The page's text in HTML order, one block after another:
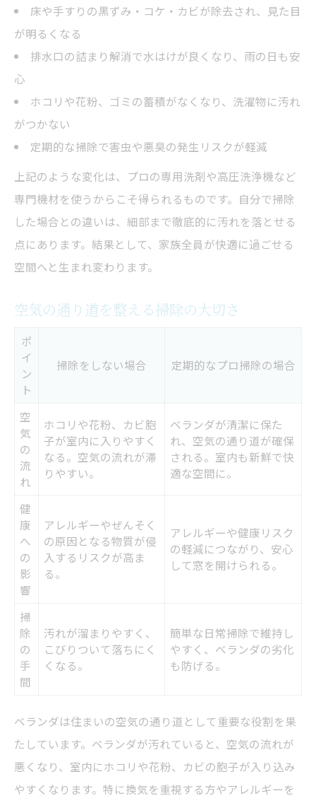
床や手すりの黒ずみ・コケ・カビが除去され、見た目
が明るくなる
排水口の詰まり解消で水はけが良くなり、雨の日も安
心
ホコリや花粉、ゴミの蓄積がなくなり、洗濯物に汚れ
がつかない
定期的な掃除で害虫や悪臭の発生リスクが軽減
上記のような変化は、プロの専用洗剤や高圧洗浄機など
専門機材を使うからこそ得られるものです。自分で掃除
した場合との違いは、細部まで徹底的に汚れを落とせる
点にあります。結果として、家族全員が快適に過ごせる
空間へと生まれ変わります。
空気の通り道を整える掃除の大切さ
ポ
イ
ン
ト
掃除をしない場合 定期的なプロ掃除の場合
空
気
の
流
れ
ホコリや花粉、カビ胞
子が室内に入りやすく
なる。空気の流れが滞
りやすい。
ベランダが清潔に保た
れ、空気の通り道が確保
される。室内も新鮮で快
適な空間に。
健
康
へ
の
影
響
アレルギーやぜんそく
の原因となる物質が侵
入するリスクが高ま
る。
アレルギーや健康リスク
の軽減につながり、安心
して窓を開けられる。
掃
除
の
手
間
汚れが溜まりやすく、
こびりついて落ちにく
くなる。
簡単な日常掃除で維持し
やすく、ベランダの劣化
も防げる。
ベランダは住まいの空気の通り道として重要な役割を果
たしています。ベランダが汚れていると、空気の流れが
悪くなり、室内にホコリや花粉、カビの胞子が入り込み
やすくなります。特に換気を重視する方やアレルギーを